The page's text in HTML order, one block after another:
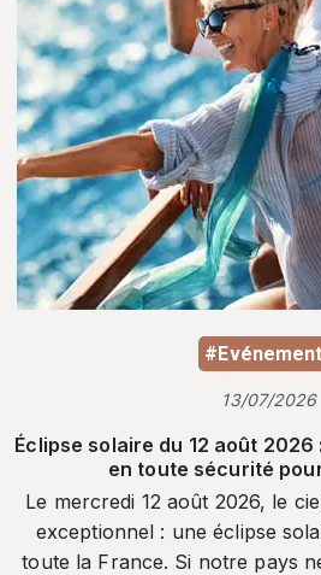
13/07/2026
Éclipse solaire du 12 août
en toute sécurité
Le mercredi 12 août 2026, le
exceptionnel : une éclipse
toute la France. Si notre pays